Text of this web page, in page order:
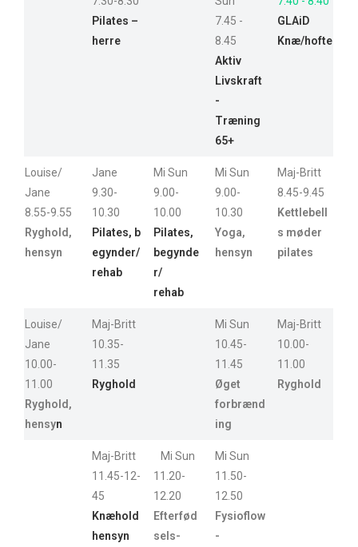
Pilates –
herre
7.45 -
8.45
Aktiv
Livskraft
-
Træning
65+
GLAiD
Knæ/hofte
Louise/
Jane
8.55-9.55
Ryghold,
hensyn
Jane
9.30-
10.30
Pilates, b
egynder/
rehab
Mi Sun
9.00-
10.00
Pilates,
begynde
r/
rehab
Mi Sun
9.00-
10.30
Yoga,
hensyn
Maj-Britt
8.45-9.45
Kettlebell
s møder
pilates
Louise/
Jane
10.00-
11.00
Ryghold,
hensyn
Maj-Britt
10.35-
11.35
Ryghold
Mi Sun
10.45-
11.45
Øget
forbrænd
ing
Maj-Britt
10.00-
11.00
Ryghold
Maj-Britt
11.45-12-
45
Knæhold
hensyn
Mi Sun
11.20-
12.20
Efterfød
sels-
Mi Sun
11.50-
12.50
Fysioflow
-